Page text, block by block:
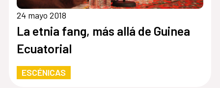
24 mayo 2018
La etnia fang, más allá de Guinea
Ecuatorial
ESCÉNICAS